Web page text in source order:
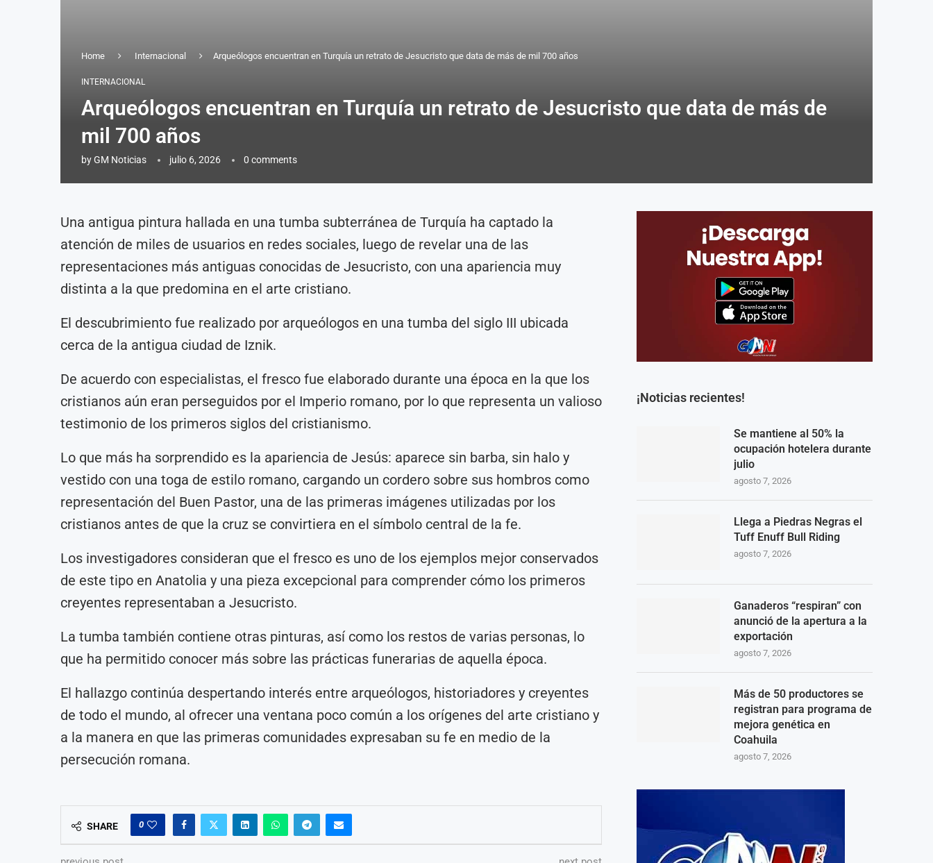
Home Internacional Arqueólogos encuentran en Turquía un retrato de Jesucristo que data de más de mil 700 años
INTERNACIONAL
Arqueólogos encuentran en Turquía un retrato de Jesucristo que data de más de
mil 700 años
byGM Noticias julio 6, 2026 0 comments
Una antigua pintura hallada en una tumba subterránea de Turquía ha captado la
atención de miles de usuarios en redes sociales, luego de revelar una de las
representaciones más antiguas conocidas de Jesucristo, con una apariencia muy
distinta a la que predomina en el arte cristiano.
El descubrimiento fue realizado por arqueólogos en una tumba del siglo III ubicada
cerca de la antigua ciudad de Iznik.
De acuerdo con especialistas, el fresco fue elaborado durante una época en la que los
cristianos aún eran perseguidos por el Imperio romano, por lo que representa un valioso
testimonio de los primeros siglos del cristianismo.
Lo que más ha sorprendido es la apariencia de Jesús: aparece sin barba, sin halo y
vestido con una toga de estilo romano, cargando un cordero sobre sus hombros como
representación del Buen Pastor, una de las primeras imágenes utilizadas por los
cristianos antes de que la cruz se convirtiera en el símbolo central de la fe.
Los investigadores consideran que el fresco es uno de los ejemplos mejor conservados
de este tipo en Anatolia y una pieza excepcional para comprender cómo los primeros
creyentes representaban a Jesucristo.
La tumba también contiene otras pinturas, así como los restos de varias personas, lo
que ha permitido conocer más sobre las prácticas funerarias de aquella época.
El hallazgo continúa despertando interés entre arqueólogos, historiadores y creyentes
de todo el mundo, al ofrecer una ventana poco común a los orígenes del arte cristiano y
a la manera en que las primeras comunidades expresaban su fe en medio de la
persecución romana.
SHARE 0
¡Noticias recientes!
Se mantiene al 50% la
ocupación hotelera durante
julio
agosto 7, 2026
Llega a Piedras Negras el
Tuff Enuff Bull Riding
agosto 7, 2026
Ganaderos “respiran” con
anunció de la apertura a la
exportación
agosto 7, 2026
Más de 50 productores se
registran para programa de
mejora genética en
Coahuila
agosto 7, 2026